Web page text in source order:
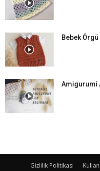
Bebek Örgü
Amigurumi
Gizlilik Politikası